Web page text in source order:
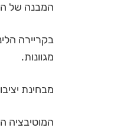
המבנה של
בקריירה
מגוונות.
מבחינת
המוטיבציה